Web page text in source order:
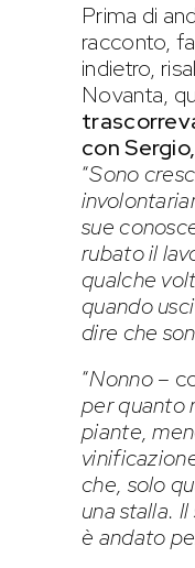
Prima di
racconto,
indietro,
Novanta,
con
“Sono
sue
rubato il
qualche
quando
dire che
“Nonno–
per quanto
piante,
che, solo
una stalla.
è andato